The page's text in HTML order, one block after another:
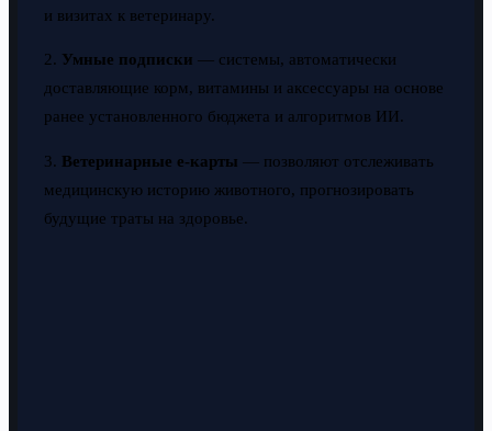
и визитах к ветеринару.
2. Умные подписки — системы, автоматически
доставляющие корм, витамины и аксессуары на основе
ранее установленного бюджета и алгоритмов ИИ.
3. Ветеринарные e-карты — позволяют отслеживать
медицинскую историю животного, прогнозировать
будущие траты на здоровье.